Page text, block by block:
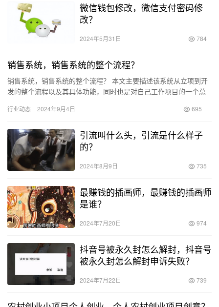
微信钱包修改，微信支付密码修
改？
2024年5月31日 784
销售系统，销售系统的整个流程？
销售系统，销售系统的整个流程？ 本文主要描述该系统从立项到开
发的整个流程以及其具体功能，同时也是对自己工作项目的一个总
的…
行业动态 2024年9月4日 695
引流叫什么头，引流是什么样子
的？
2024年8月9日 735
最赚钱的插画师，最赚钱的插画师
是谁？
2024年7月20日 974
抖音号被永久封怎么解封，抖音号
被永久封怎么解封申诉失败？
2024年7月22日 739